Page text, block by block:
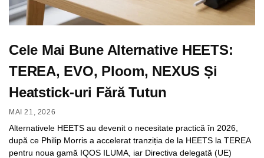
Cele Mai Bune Alternative HEETS:
TEREA, EVO, Ploom, NEXUS Și
Heatstick-uri Fără Tutun
MAI 21, 2026
Alternativele HEETS au devenit o necesitate practică în 2026,
după ce Philip Morris a accelerat tranziția de la HEETS la TEREA
pentru noua gamă IQOS ILUMA, iar Directiva delegată (UE)